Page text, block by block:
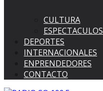
CULTURA
ESPECTACULOS
DEPORTES
INTERNACIONALES
ENPRENDEDORES
CONTACTO